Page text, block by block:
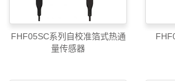
FHF05SC系列自校准箔式热通
量传感器